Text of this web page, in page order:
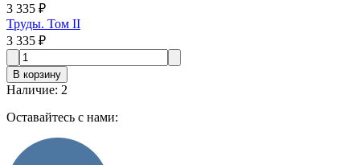
3 335 ₽
Труды. Том II
3 335 ₽
В корзину
Наличие: 2
Оставайтесь с нами: